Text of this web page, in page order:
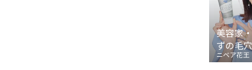
美容家
ずの毛
ニベア花王